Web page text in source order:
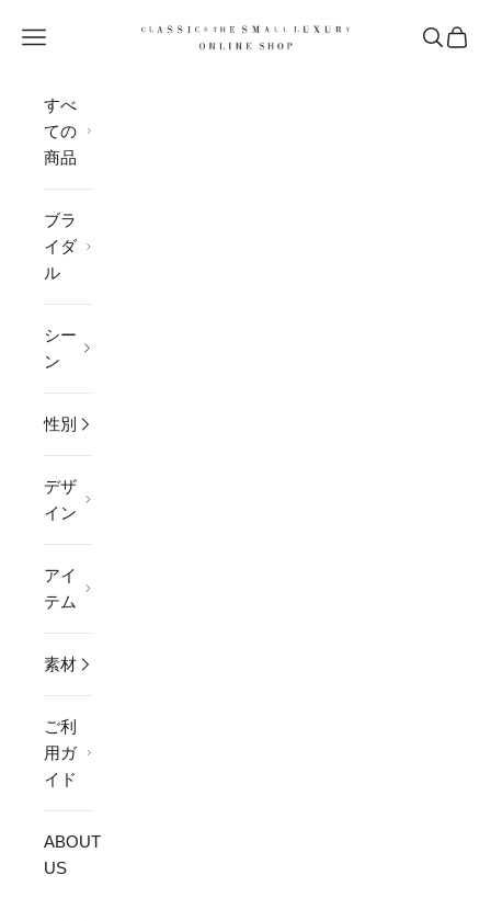
CLASSICS the Small Luxury
メニューを開く 検索を開
カー
すべ
ての
商品
ブラ
イダ
ル
シー
ン
性別
デザ
イン
アイ
テム
素材
ご利
用ガ
イド
ABOUT
US